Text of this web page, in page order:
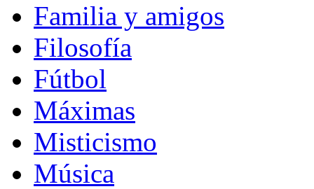
Familia y amigos
Filosofía
Fútbol
Máximas
Misticismo
Música